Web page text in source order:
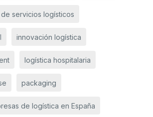
servicios logísticos
innovación logística
logística hospitalaria
packaging
de logística en España